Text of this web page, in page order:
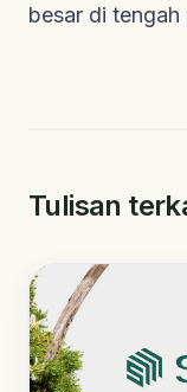
besar di
Tulisan